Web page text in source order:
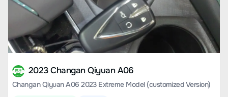
2023 Changan Qiyuan A06
Changan Qiyuan A06 2023 Extreme Model (customized Version)